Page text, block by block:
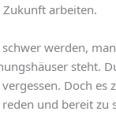
arbeiten.
werden,
steht.
Doch es
und bereit zu